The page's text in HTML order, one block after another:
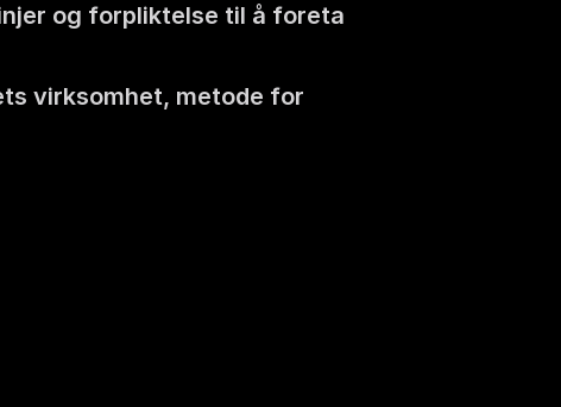
og forpliktelse til å foreta
virksomhet, metode for